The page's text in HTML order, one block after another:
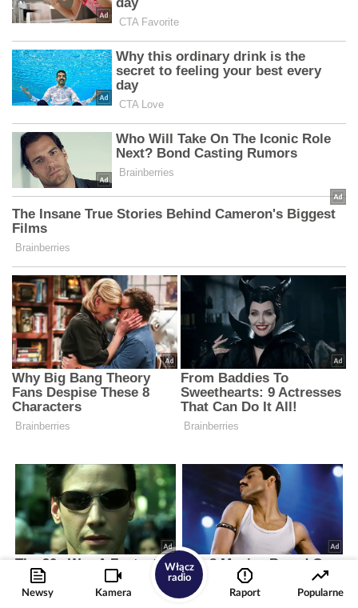
Newsy Kamera
Włącz
radio
Raport
Popularne